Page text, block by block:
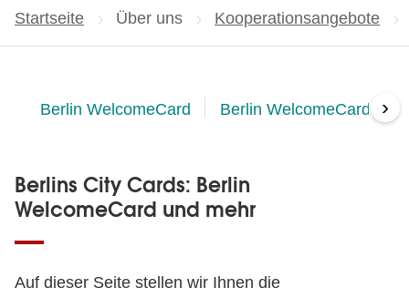
Startseite Über uns Kooperationsangebote
Berlin WelcomeCard Berlin WelcomeCard all in
›
Berlins City Cards: Berlin
WelcomeCard und mehr
Auf dieser Seite stellen wir Ihnen die